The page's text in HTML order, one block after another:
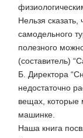
Нельзя сказать,
самодельного
полезного
(составитель)
Б. Директора
недостаточно
вещах,
машинке.
Наша книга